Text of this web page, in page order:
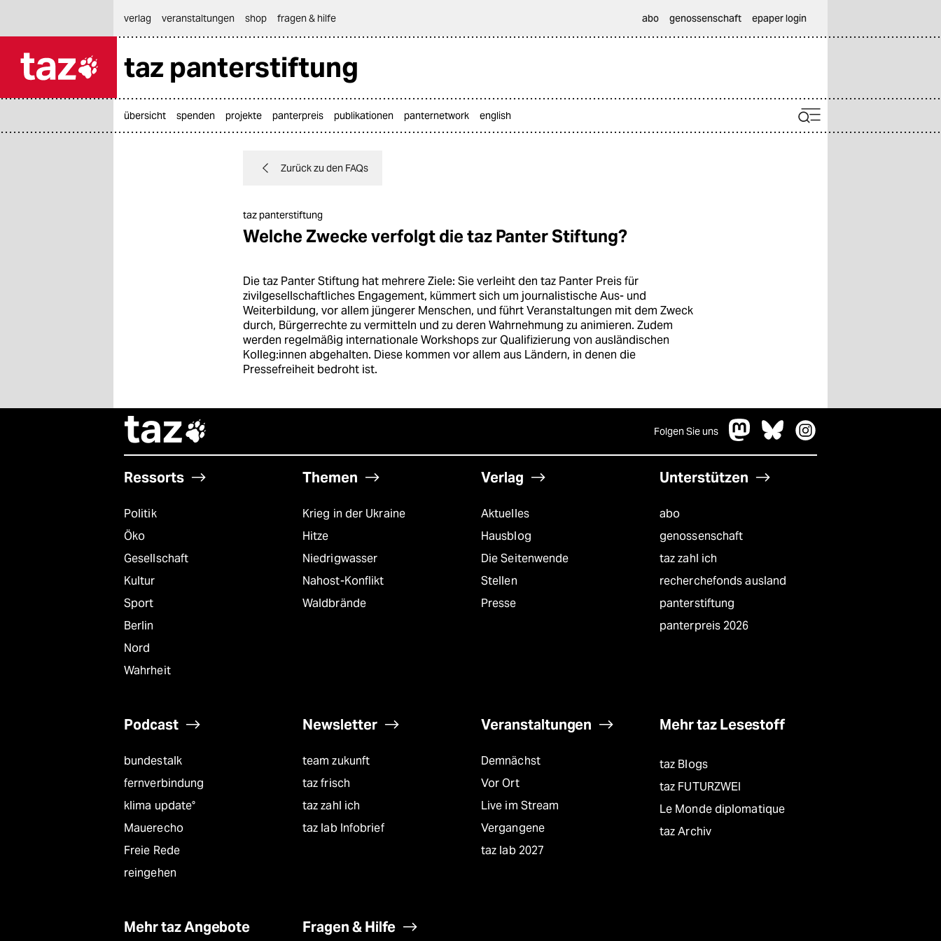
themen
politik
veranstaltungen
fragen & hilfe
unterstützen
abo
genossenschaft
epaper login
verlag
veranstaltungen shop fragen & hilfe abo genossenschaft epaper login
taz panterstiftung
übersicht spenden projekte panterpreis publikationen panternetwork english
Zurück zu den FAQs
taz panterstiftung
Welche Zwecke verfolgt die taz Panter Stiftung?
Die taz Panter Stiftung hat mehrere Ziele: Sie verleiht den taz Panter Preis für
zivilgesellschaftliches Engagement, kümmert sich um journalistische Aus- und
Weiterbildung, vor allem jüngerer Menschen, und führt Veranstaltungen mit dem Zweck
durch, Bürgerrechte zu vermitteln und zu deren Wahrnehmung zu animieren. Zudem
werden regelmäßig internationale Workshops zur Qualifizierung von ausländischen
Kolleg:innen abgehalten. Diese kommen vor allem aus Ländern, in denen die
Pressefreiheit bedroht ist.
taz Folgen Sie uns
Ressorts
Politik
Öko
Gesellschaft
Kultur
Sport
Berlin
Nord
Wahrheit
Themen
Krieg in der Ukraine
Hitze
Niedrigwasser
Nahost-Konflikt
Waldbrände
Verlag
Aktuelles
Hausblog
Die Seitenwende
Stellen
Presse
Unterstützen
abo
genossenschaft
taz zahl ich
recherchefonds ausland
panterstiftung
panterpreis 2026
Podcast
bundestalk
fernverbindung
klima update°
Mauerecho
Freie Rede
reingehen
Newsletter
team zukunft
taz frisch
taz zahl ich
taz lab Infobrief
Veranstaltungen
Demnächst
Vor Ort
Live im Stream
Vergangene
taz lab 2027
Mehr taz Lesestoff
taz Blogs
taz FUTURZWEI
Le Monde diplomatique
taz Archiv
Mehr taz Angebote Fragen & Hilfe